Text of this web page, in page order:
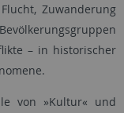
Zuwanderung
– in historischer
von »Kultur« und